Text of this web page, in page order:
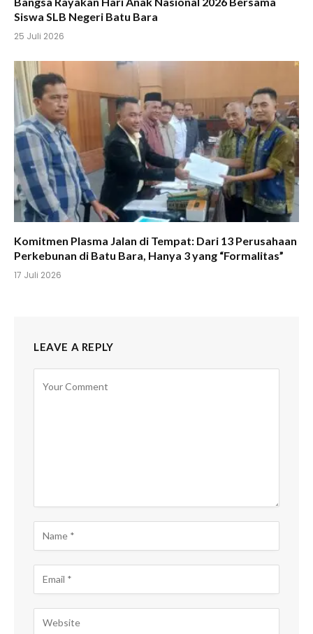
Siswa SLB Negeri Batu Bara
25 Juli 2026
Komitmen Plasma Jalan di Tempat: Dari 13 Perusahaan
Perkebunan di Batu Bara, Hanya 3 yang “Formalitas”
17 Juli 2026
LEAVE A REPLY